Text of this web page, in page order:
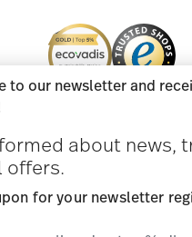
Beauty & functionality for your
General terms and
to our newsletter and
about news,
offers.
for your newsletter